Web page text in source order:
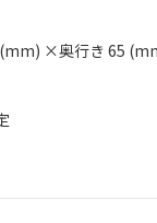
×奥行き 65